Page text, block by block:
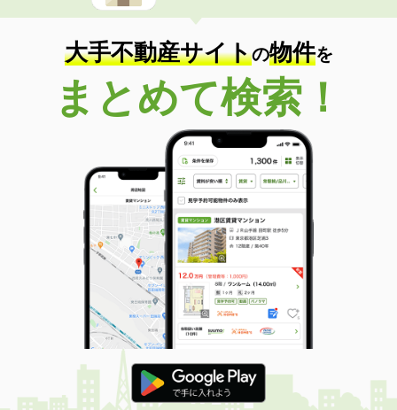
大手不動産サイトの物件を
まとめて検索！